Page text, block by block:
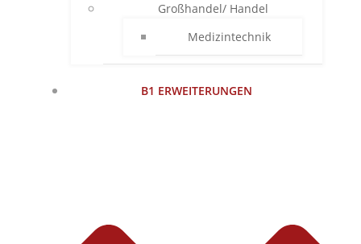
Großhandel/ Handel
Medizintechnik
B1 ERWEITERUNGEN